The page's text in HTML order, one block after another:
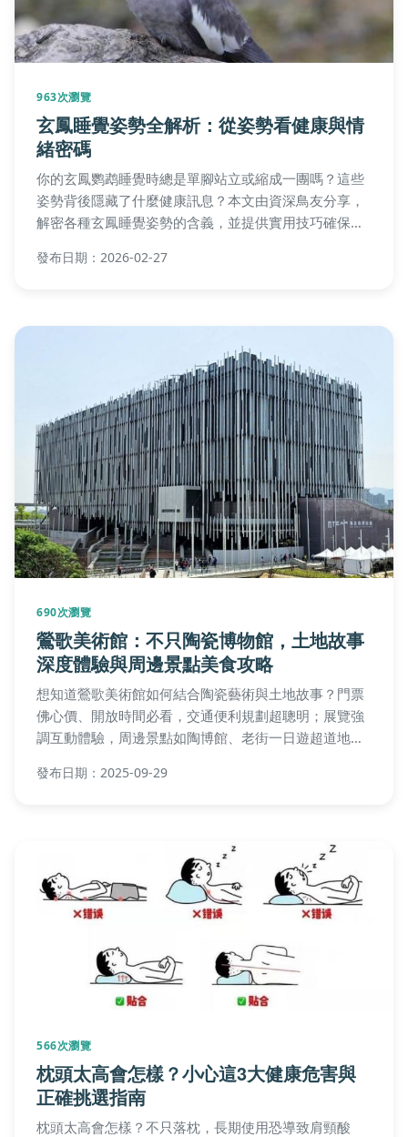
963次瀏覽
玄鳳睡覺姿勢全解析：從姿勢看健康與情
緒密碼
你的玄鳳鹦鹉睡覺時總是單腳站立或縮成一團嗎？這些
姿勢背後隱藏了什麼健康訊息？本文由資深鳥友分享，
解密各種玄鳳睡覺姿勢的含義，並提供實用技巧確保愛
發布日期：2026-02-27
690次瀏覽
鶯歌美術館：不只陶瓷博物館，土地故事
深度體驗與周邊景點美食攻略
想知道鶯歌美術館如何結合陶瓷藝術與土地故事？門票
佛心價、開放時間必看，交通便利規劃超聰明；展覽強
調互動體驗，周邊景點如陶博館、老街一日遊超道地，
裡找？快來探索解答！
發布日期：2025-09-29
566次瀏覽
枕頭太高會怎樣？小心這3大健康危害與
正確挑選指南
枕頭太高會怎樣？不只落枕，長期使用恐導致肩頸酸